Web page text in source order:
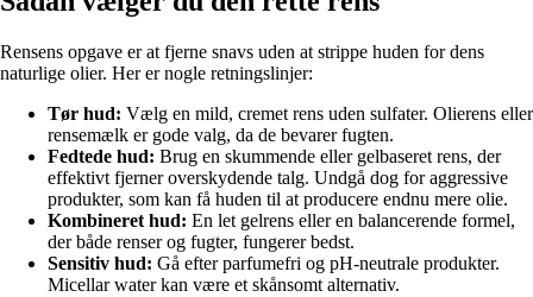
Rensens opgave er at fjerne snavs uden at strippe huden for dens
naturlige olier. Her er nogle retningslinjer:
Tør hud: Vælg en mild, cremet rens uden sulfater. Olierens eller
rensemælk er gode valg, da de bevarer fugten.
Fedtede hud: Brug en skummende eller gelbaseret rens, der
effektivt fjerner overskydende talg. Undgå dog for aggressive
produkter, som kan få huden til at producere endnu mere olie.
Kombineret hud: En let gelrens eller en balancerende formel,
der både renser og fugter, fungerer bedst.
Sensitiv hud: Gå efter parfumefri og pH-neutrale produkter.
Micellar water kan være et skånsomt alternativ.